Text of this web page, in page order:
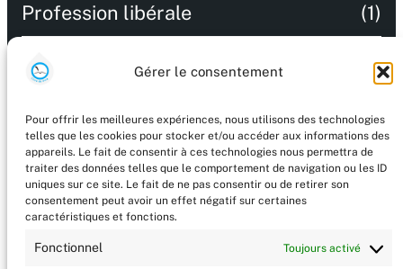
Gérer le consentement
Pour offrir les meilleures expériences, nous utilisons des technologies
telles que les cookies pour stocker et/ou accéder aux informations des
appareils. Le fait de consentir à ces technologies nous permettra de
traiter des données telles que le comportement de navigation ou les ID
uniques sur ce site. Le fait de ne pas consentir ou de retirer son
consentement peut avoir un effet négatif sur certaines
caractéristiques et fonctions.
Fonctionnel Toujours activé
Profession libérale (1)
Recommandations (9)
Technologie (2)
Uncategorized
Vient de paraitre / A paraitre (8)